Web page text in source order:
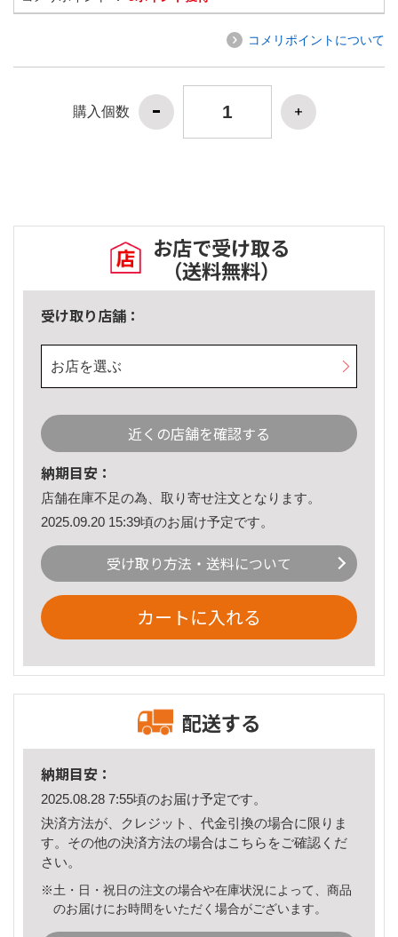
コメリポイントについて
購入個数
お店で受け取る
（送料無料）
受け取り店舗：
お店を選ぶ
近くの店舗を確認する
納期目安：
店舗在庫不足の為、取り寄せ注文となります。
2025.09.20 15:39頃のお届け予定です。
受け取り方法・送料について
カートに入れる
配送する
納期目安：
2025.08.28 7:55頃のお届け予定です。
決済方法が、クレジット、代金引換の場合に限りま
す。その他の決済方法の場合はこちら をご確認くだ
さい。
※土・日・祝日の注文の場合や在庫状況によって、商品
のお届けにお時間をいただく場合がございます。